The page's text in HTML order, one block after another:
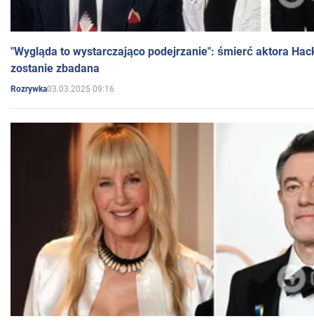
"Wygląda to wystarczająco podejrzanie": śmierć aktora
zostanie zbadana
Rozrywka03.03.2025 09:16